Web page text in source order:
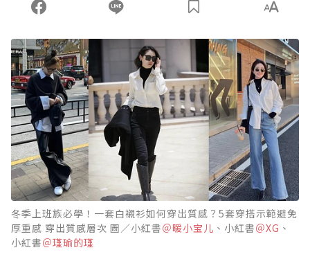
冬季上班族必學！一套白襯衫如何穿出質感？5套穿搭示範避免
厚重感 穿出質感層次 圖／小紅書＠暖小宝儿 、小紅書＠XG 、
小紅書＠瑾瑜的瑾